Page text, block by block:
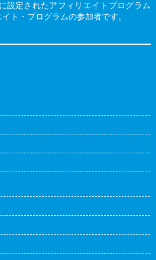
設定されたアフィリエイトプログラム
ト・プログラムの参加者です。